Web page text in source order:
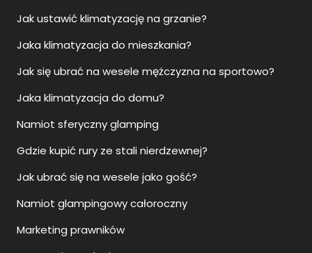
Jak ustawić klimatyzację na grzanie?
Jaka klimatyzacja do mieszkania?
Jak się ubrać na wesele mężczyzna na sportowo?
Jaka klimatyzacja do domu?
Namiot sferyczny glamping
Gdzie kupić rury ze stali nierdzewnej?
Jak ubrać się na wesele jako gość?
Namiot glampingowy całoroczny
Marketing prawników